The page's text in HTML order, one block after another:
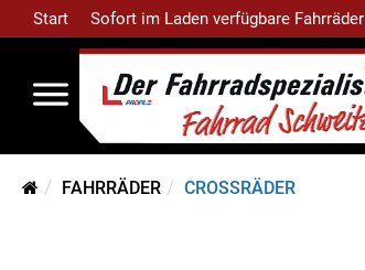
Start Sofort im Laden verfügbare Fahrräder
FAHRRÄDER CROSSRÄDER